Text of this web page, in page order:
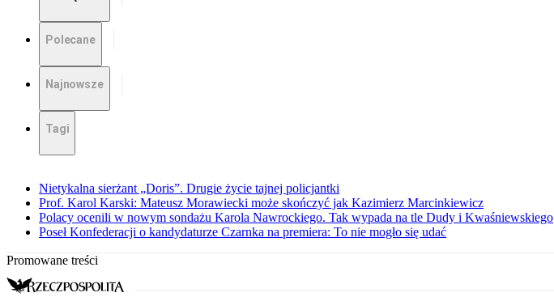
Polecane
Najnowsze
Tagi
Nietykalna sierżant „Doris”. Drugie życie tajnej policjantki
Prof. Karol Karski: Mateusz Morawiecki może skończyć jak Kazimierz Marcinkiewicz
Polacy ocenili w nowym sondażu Karola Nawrockiego. Tak wypada na tle Dudy i Kwaśniewskiego
Poseł Konfederacji o kandydaturze Czarnka na premiera: To nie mogło się udać
Promowane treści